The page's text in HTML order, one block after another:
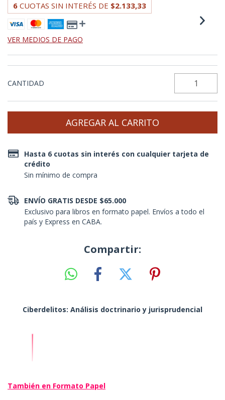
6 CUOTAS SIN INTERÉS DE $2.133,33
VER MEDIOS DE PAGO
CANTIDAD
Hasta 6 cuotas sin interés con cualquier tarjeta de
crédito
Sin mínimo de compra
ENVÍO GRATIS DESDE $65.000
Exclusivo para libros en formato papel. Envíos a todo el
país y Express en CABA.
Compartir:
Ciberdelitos: Análisis doctrinario y jurisprudencial
También en Formato Papel